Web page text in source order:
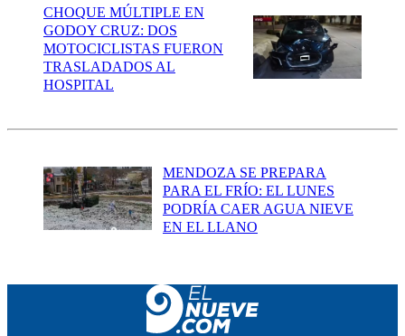
CHOQUE MÚLTIPLE EN
GODOY CRUZ: DOS
MOTOCICLISTAS FUERON
TRASLADADOS AL
HOSPITAL
MENDOZA SE PREPARA
PARA EL FRÍO: EL LUNES
PODRÍA CAER AGUA NIEVE
EN EL LLANO